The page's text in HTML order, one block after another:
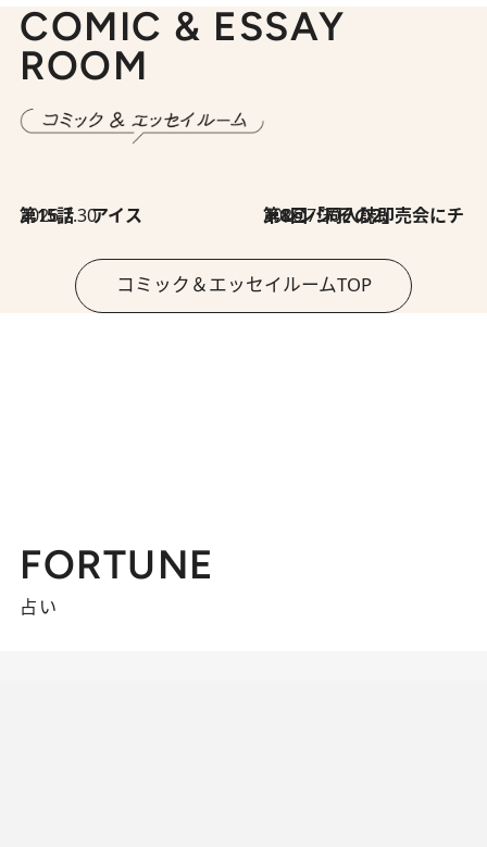
COMIC & ESSAY
ROOM
2026.7.30
第15話 アイス 2026.7.30
第8回「同人誌即売会にチャレンジ その2」
コミック＆エッセイルームTOP
FORTUNE
占い